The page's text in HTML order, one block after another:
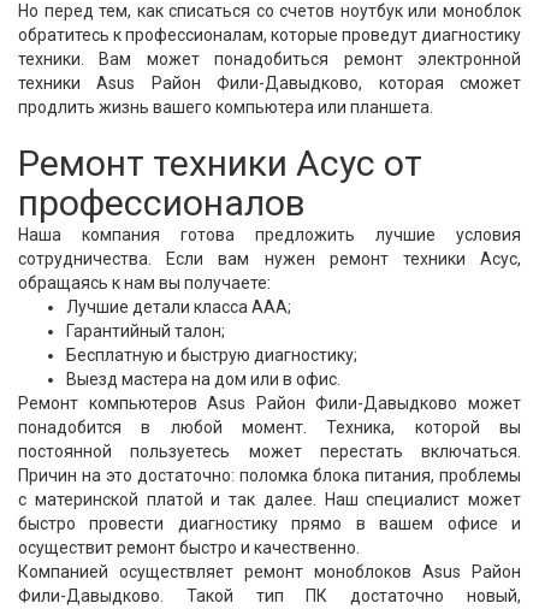
Но перед тем, как списаться со счетов ноутбук или моноблок
обратитесь к профессионалам, которые проведут диагностику
техники. Вам может понадобиться ремонт электронной
техники Asus Район Фили-Давыдково, которая сможет
продлить жизнь вашего компьютера или планшета.
Ремонт техники Асус от
профессионалов
Наша компания готова предложить лучшие условия
сотрудничества. Если вам нужен ремонт техники Асус,
обращаясь к нам вы получаете:
Лучшие детали класса ААА;
Гарантийный талон;
Бесплатную и быструю диагностику;
Выезд мастера на дом или в офис.
Ремонт компьютеров Asus Район Фили-Давыдково может
понадобится в любой момент. Техника, которой вы
постоянной пользуетесь может перестать включаться.
Причин на это достаточно: поломка блока питания, проблемы
с материнской платой и так далее. Наш специалист может
быстро провести диагностику прямо в вашем офисе и
осуществит ремонт быстро и качественно.
Компанией осуществляет ремонт моноблоков Asus Район
Фили-Давыдково. Такой тип ПК достаточно новый,